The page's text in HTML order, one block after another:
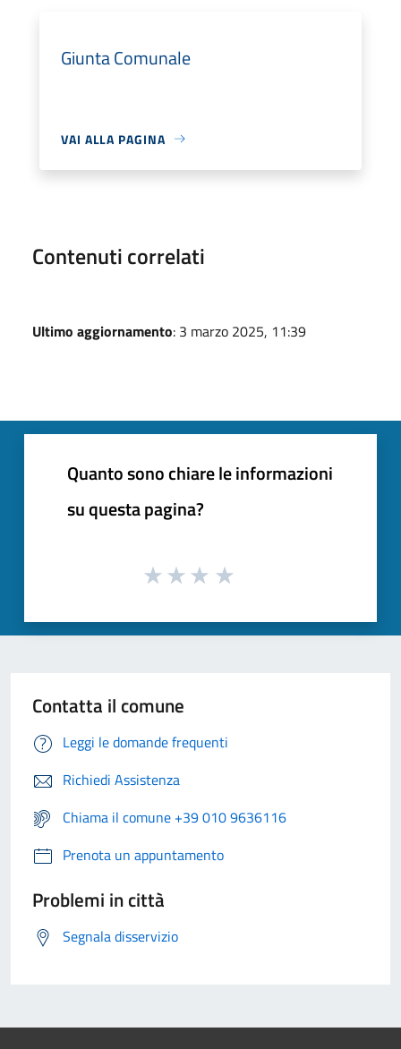
Giunta Comunale
VAI ALLA PAGINA
Contenuti correlati
Ultimo aggiornamento: 3 marzo 2025, 11:39
Quanto sono chiare le informazioni
su questa pagina?
Contatta il comune
Leggi le domande frequenti
Richiedi Assistenza
Chiama il comune +39 010 9636116
Prenota un appuntamento
Problemi in città
Segnala disservizio